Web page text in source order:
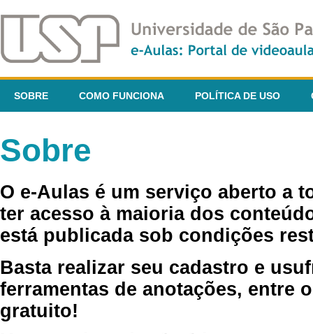
SOBRE COMO FUNCIONA POLÍTICA DE USO
Sobre
O e-Aulas é um serviço aberto a
ter acesso à maioria dos
está publicada sob condições
Basta realizar seu cadastro e
ferramentas de anotações, entre
gratuito!